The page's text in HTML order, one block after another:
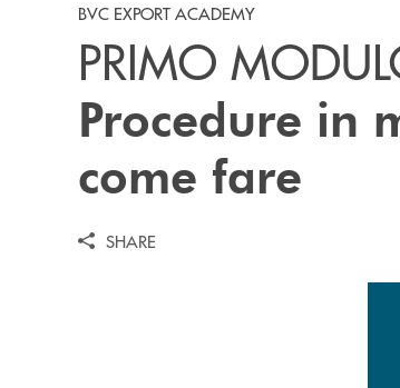
BVC EXPORT ACADEMY
PRIMO
Procedure in
come fare
SHARE